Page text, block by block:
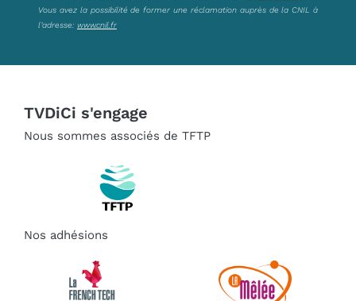
Vous avez la possibilité de former une réclamation auprès de la CNIL à
l’adresse: www.cnil.fr
TVDiCi s'engage
Nous sommes associés de TFTP
Nos adhésions